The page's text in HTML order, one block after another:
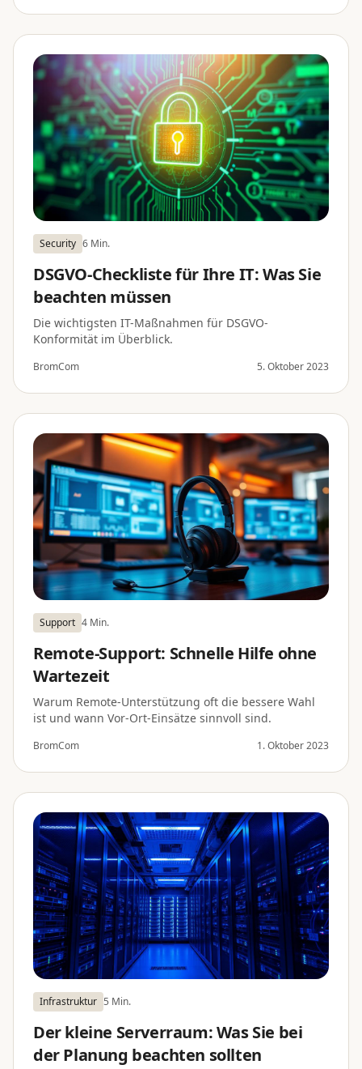
Security 6 Min.
DSGVO-Checkliste für Ihre IT: Was Sie
beachten müssen
Die wichtigsten IT-Maßnahmen für DSGVO-
Konformität im Überblick.
BromCom 5. Oktober 2023
Support 4 Min.
Remote-Support: Schnelle Hilfe ohne
Wartezeit
Warum Remote-Unterstützung oft die bessere Wahl
ist und wann Vor-Ort-Einsätze sinnvoll sind.
BromCom 1. Oktober 2023
Infrastruktur 5 Min.
Der kleine Serverraum: Was Sie bei
der Planung beachten sollten